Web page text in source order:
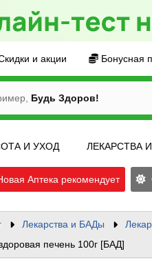
и акции Бонусная
Будь Здоров!
И УХОД ЛЕКАРСТВА
Аптека рекомендует
Лекарства и БАДы
печень 100г [БАД]